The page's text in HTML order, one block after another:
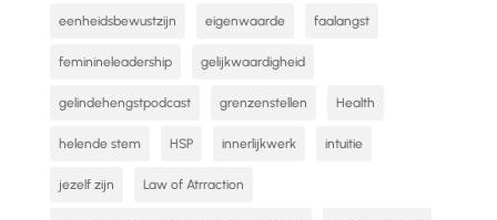
eenheidsbewustzijn eigenwaarde faalangst
feminineleadership gelijkwaardigheid
gelindehengstpodcast grenzenstellen Health
helende stem HSP innerlijkwerk intuitie
jezelf zijn Law of Atrraction